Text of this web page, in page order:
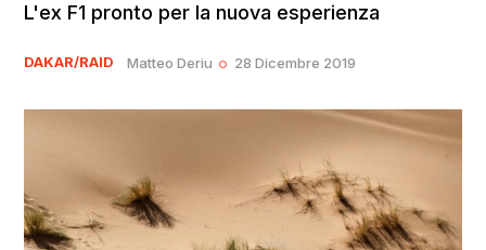
L'ex F1 pronto per la nuova esperienza
DAKAR/RAID Matteo Deriu 28 Dicembre 2019